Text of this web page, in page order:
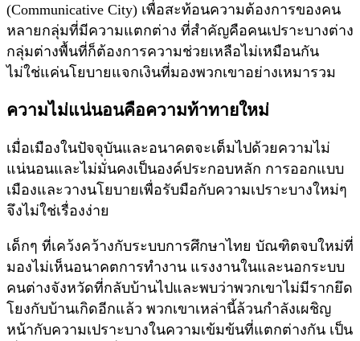
(Communicative City) เพื่อสะท้อนความต้องการของคน
หลายกลุ่มที่มีความแตกต่าง ที่สำคัญคือคนเปราะบางต่าง
กลุ่มต่างพื้นที่ก็ต้องการความช่วยเหลือไม่เหมือนกัน
ไม่ใช่แค่นโยบายแจกเงินที่มองพวกเขาอย่างเหมารวม
ความไม่แน่นอนคือความท้าทายใหม่
เมื่อเมืองในปัจจุบันและอนาคตจะเต็มไปด้วยความไม่
แน่นอนและไม่มั่นคงเป็นองค์ประกอบหลัก การออกแบบ
เมืองและวางนโยบายเพื่อรับมือกับความเปราะบางใหม่ๆ
จึงไม่ใช่เรื่องง่าย
เด็กๆ ที่เคว้งคว้างกับระบบการศึกษาไทย บัณฑิตจบใหม่ที่
มองไม่เห็นอนาคตการทำงาน แรงงานในและนอกระบบ
คนต่างจังหวัดที่กลับบ้านไปและพบว่าพวกเขาไม่มีรากยึด
โยงกับบ้านเกิดอีกแล้ว พวกเขาเหล่านี้ล้วนกำลังเผชิญ
หน้ากับความเปราะบางในความเข้มข้นที่แตกต่างกัน เป็น